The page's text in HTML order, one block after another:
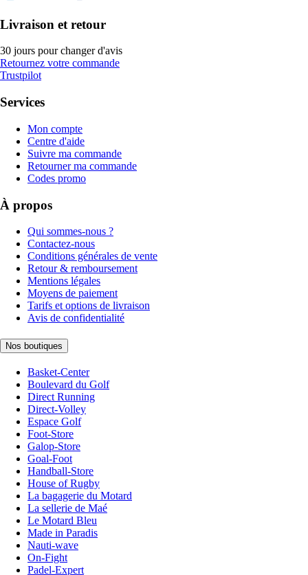
Livraison et retour
30 jours pour changer d'avis
Retournez votre commande
Trustpilot
Services
Mon compte
Centre d'aide
Suivre ma commande
Retourner ma commande
Codes promo
À propos
Qui sommes-nous ?
Contactez-nous
Conditions générales de vente
Retour & remboursement
Mentions légales
Moyens de paiement
Tarifs et options de livraison
Avis de confidentialité
Nos boutiques
Basket-Center
Boulevard du Golf
Direct Running
Direct-Volley
Espace Golf
Foot-Store
Galop-Store
Goal-Foot
Handball-Store
House of Rugby
La bagagerie du Motard
La sellerie de Maé
Le Motard Bleu
Made in Paradis
Nauti-wave
On-Fight
Padel-Expert